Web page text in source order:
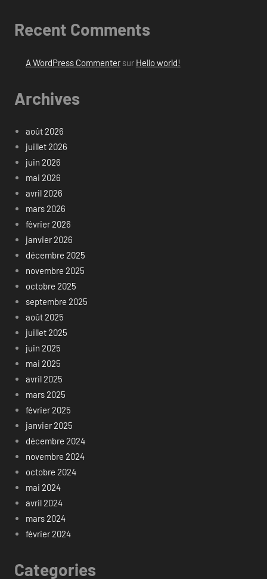
Recent Comments
A WordPress Commentersur Hello world!
Archives
août 2026
juillet 2026
juin 2026
mai 2026
avril 2026
mars 2026
février 2026
janvier 2026
décembre 2025
novembre 2025
octobre 2025
septembre 2025
août 2025
juillet 2025
juin 2025
mai 2025
avril 2025
mars 2025
février 2025
janvier 2025
décembre 2024
novembre 2024
octobre 2024
mai 2024
avril 2024
mars 2024
février 2024
Categories